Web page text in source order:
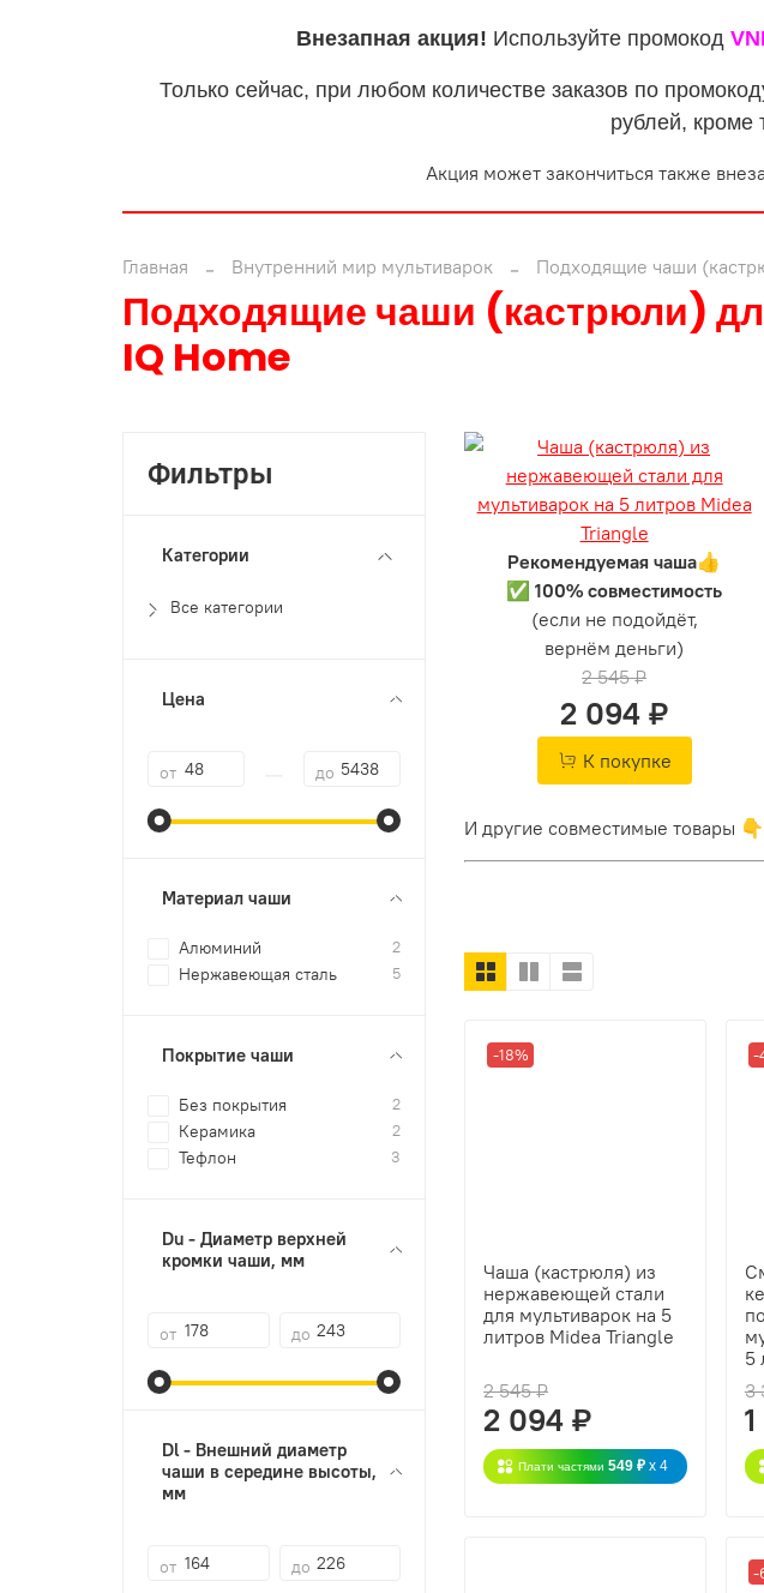
Внезапная акция! Используйте промокод
Только сейчас, при любом количестве заказов по
рублей, кроме
Акция может закончиться также
Главная Внутренний мир мультиварок Подходящие чаши
Подходящие чаши (кастрюли)
IQ Home
Рекомендуемая чаша👍
✅ 100% совместимость
(если не подойдёт,
вернём деньги)
2 545 ₽
2 094 ₽
К покупке
И другие совместимые товары 👇
-18%
Чаша (кастрюля) из
нержавеющей стали
для мультиварок на 5
литров Midea Triangle
2 545 ₽
2 094 ₽
Плати частями 549 ₽ x 4
-
5
3
-
Фильтры
Категории
Все категории
Цена
от до
Материал чаши
Алюминий 2
Нержавеющая сталь 5
Покрытие чаши
Без покрытия 2
Керамика 2
Тефлон 3
Du - Диаметр верхней
кромки чаши, мм
от до
Dl - Внешний диаметр
чаши в середине высоты,
мм
от до